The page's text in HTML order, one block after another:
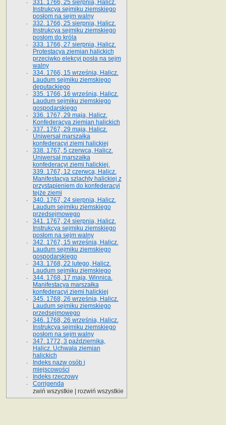
331. 1766, 25 sierpnia, Halicz.
Instrukcya sejmiku ziemskiego
posłom na sejm walny
332. 1766, 25 sierpnia, Halicz.
Instrukcya sejmiku ziemskiego
posłom do króla
333. 1766, 27 sierpnia, Halicz.
Protestacya ziemian halickich
przeciwko elekcyi posła na sejm
walny
334. 1766, 15 września, Halicz.
Laudum sejmiku ziemskiego
deputackiego
335. 1766, 16 września, Halicz.
Laudum sejmiku ziemskiego
gospodarskiego
336. 1767, 29 maja, Halicz.
Konfederacya ziemian halickich
337. 1767, 29 maja, Halicz.
Uniwersał marszałka
konfederacyi ziemi halickiej
338. 1767, 5 czerwca, Halicz.
Uniwersał marszałka
konfederacyi ziemi halickiej.
339. 1767, 12 czerwca, Halicz.
Manifestacya szlachty halickiej z
przystąpieniem do konfederacyi
tejże ziemi
340. 1767, 24 sierpnia, Halicz.
Laudum sejmiku ziemskiego
przedsejmowego
341. 1767, 24 sierpnia, Halicz.
Instrukcya sejmiku ziemskiego
posłom na sejm walny
342. 1767, 15 września, Halicz.
Laudum sejmiku ziemskiego
gospodarskiego
343. 1768, 22 lutego, Halicz.
Laudum sejmiku ziemskiego
344. 1768, 17 maja, Winnica.
Manifestacya marszałka
konfederacyi ziemi halickiej
345. 1768, 26 września, Halicz.
Laudum sejmiku ziemskiego
przedsejmowego
346. 1768, 26 września, Halicz.
Instrukcya sejmiku ziemskiego
posłom na sejm walny
347. 1772, 3 października,
Halicz. Uchwała ziemian
halickich
Indeks nazw osób i
miejscowości
Indeks rzeczowy
Corrigenda
zwiń wszystkie
rozwiń wszystkie